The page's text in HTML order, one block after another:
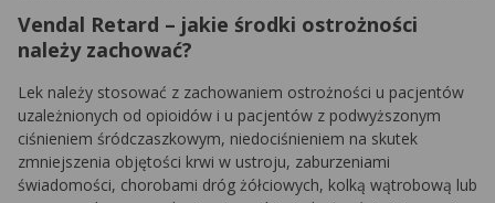
Vendal Retard – jakie środki ostrożności
należy zachować?
Lek należy stosować z zachowaniem ostrożności u pacjentów
uzależnionych od opioidów i u pacjentów z podwyższonym
ciśnieniem śródczaszkowym, niedociśnieniem na skutek
zmniejszenia objętości krwi w ustroju, zaburzeniami
świadomości, chorobami dróg żółciowych, kolką wątrobową lub